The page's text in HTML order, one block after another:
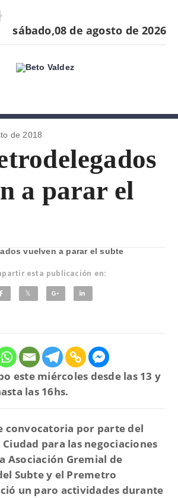
sábado,08 de agosto de 2026
de 2018
a parar el
esta publicación en:
este miércoles desde las 13 y
las 16hs.
convocatoria por parte del
para las negociaciones
Asociación Gremial de
Subte y el Premetro
un paro actividades durante